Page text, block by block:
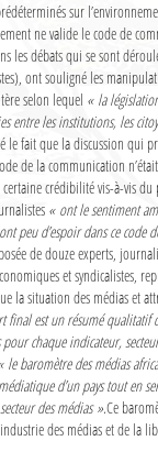
sur
ne valide le code de
les débats qui se sont
ont souligné les
selon lequel « la
entre les institutions, les
le fait que la discussion qui
de la communication
crédibilité vis-à-vis
« ont le sentiment
peu d’espoir dans ce code
de douze experts,
et syndicalistes,
la situation des médias et
final est un résumé qualitatif
chaque indicateur,
le baromètre des médias
d’un pays tout en
des médias ».Ce
des médias et de la